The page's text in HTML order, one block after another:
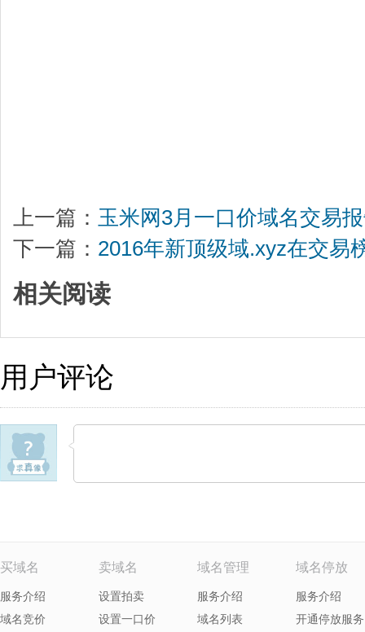
上一篇： 玉米网3月一口价域名交易
下一篇： 2016年新顶级域.xyz在交易
相关阅读
用户评论
买域名
服务介绍
域名竞价
卖域名
设置拍卖
设置一口价
域名管理
服务介绍
域名列表
域名停放
服务介绍
开通停放服务